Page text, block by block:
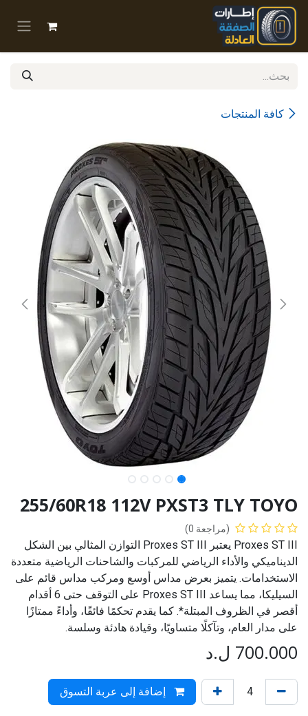
تخطي للذهاب إلى المحتوى
كافة المنتجات
255/60R18 112V PXST3 TLY TOYO
(مراجعة 0)
Proxes ST III يعتبر Proxes ST III التوازن المثالي بين الشكل
الديناميكي والأداء الرياضي للمركبات والشاحنات الرياضية متعددة
الاستخدامات. يتميز بعرض مداس أوسع ومركب مداس قائم على
السيليكا، مما يساعد Proxes ST III على التوقف حتى 6 أقدام
أقصر في الظروف المبتلة*. كما يقدم تحكمًا فائقًا، وأداءً ممتازًا
على مدار العام، وتآكلًا متساويًا، وقيادة هادئة وسلسة.
700.000 ل.د
إضافة إلى عربة التسوق